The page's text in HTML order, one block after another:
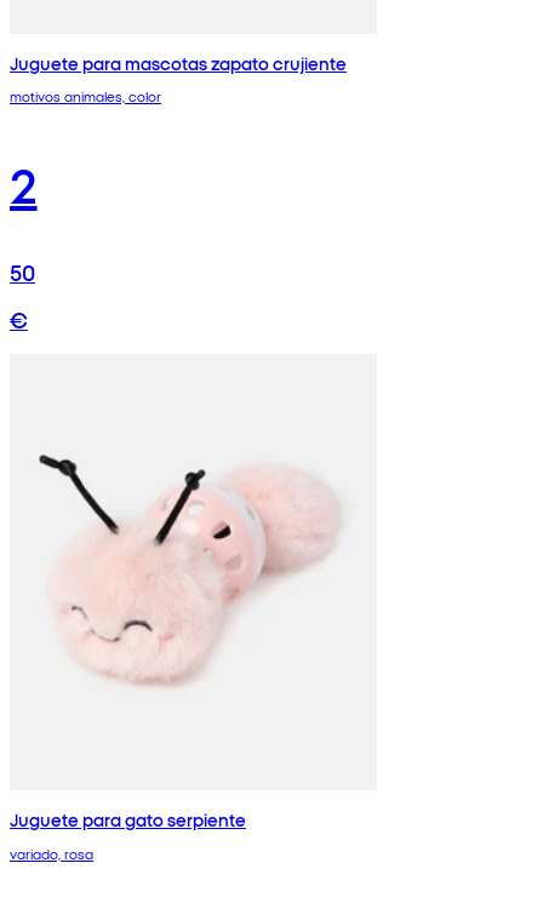
Juguete para mascotas zapato crujiente
motivos animales, color
2
50
€
Juguete para gato serpiente
variado, rosa